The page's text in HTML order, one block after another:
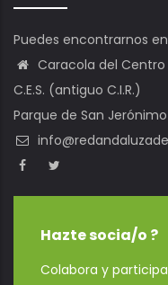
Puedes encontrarnos
Caracola del Centro
C.E.S. (antiguo C.I.R.)
Parque de San
Hazte socia/o ?
Colabora y